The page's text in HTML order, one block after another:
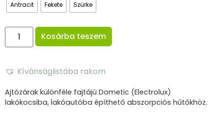
Antracit Fekete Szürke
Kosárba teszem
Kívánságlistába rakom
Ajtózárak különféle fajtájú Dometic (Electrolux)
lakókocsiba, lakóautóba építhető abszorpciós hűtőkhöz.